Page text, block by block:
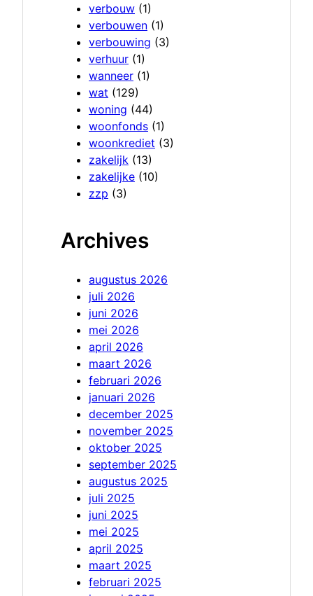
verbouw (1)
verbouwen (1)
verbouwing (3)
verhuur (1)
wanneer (1)
wat (129)
woning (44)
woonfonds (1)
woonkrediet (3)
zakelijk (13)
zakelijke (10)
zzp (3)
Archives
augustus 2026
juli 2026
juni 2026
mei 2026
april 2026
maart 2026
februari 2026
januari 2026
december 2025
november 2025
oktober 2025
september 2025
augustus 2025
juli 2025
juni 2025
mei 2025
april 2025
maart 2025
februari 2025